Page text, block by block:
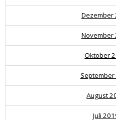
Dezember
November
Oktober
September
August
Juli